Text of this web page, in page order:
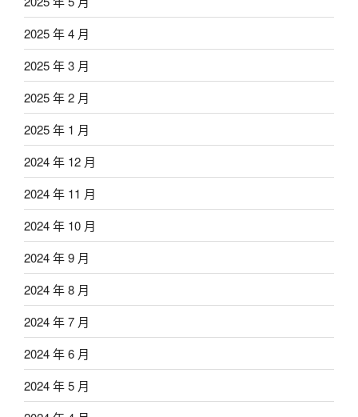
2025 年 4 月
2025 年 3 月
2025 年 2 月
2025 年 1 月
2024 年 12 月
2024 年 11 月
2024 年 10 月
2024 年 9 月
2024 年 8 月
2024 年 7 月
2024 年 6 月
2024 年 5 月